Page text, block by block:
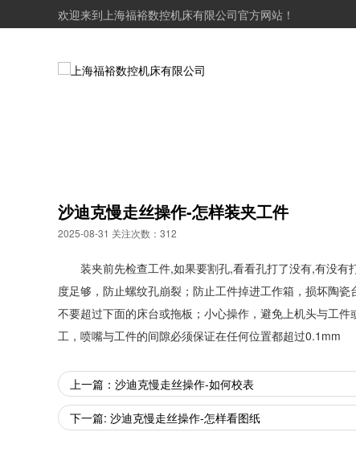
欢迎来到上海福裕数控机床有限公司官方网站！
沙迪克慢走丝操作-怎样装夹工件
2025-08-31 关注次数：312
装夹前先检查工件,如果要割孔,看看孔打了没有,有没
度足够，防止螺纹孔崩裂；防止工件掉进工作箱，损坏陶
不要超过下面的床台或拖板；小心操作，避免上机头与工
工，喷嘴与工件的间隙必须保证在任何位置都超过0.1mm
上一篇：沙迪克慢走丝操作-如何校表
下一篇: 沙迪克慢走丝操作-怎样看图纸